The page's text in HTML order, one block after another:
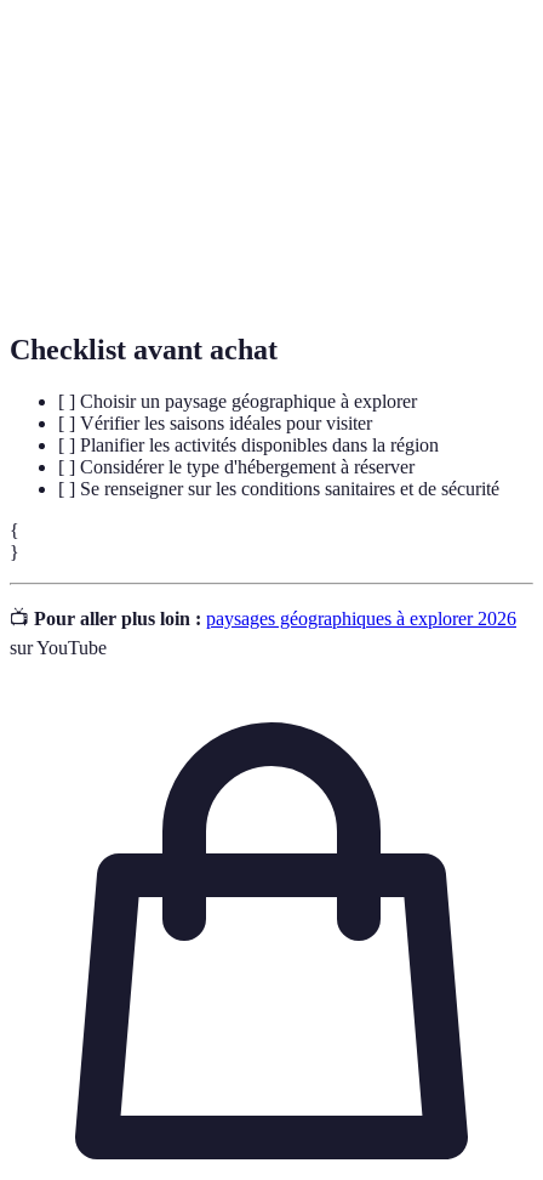
Checklist avant achat
[ ] Choisir un paysage géographique à explorer
[ ] Vérifier les saisons idéales pour visiter
[ ] Planifier les activités disponibles dans la région
[ ] Considérer le type d'hébergement à réserver
[ ] Se renseigner sur les conditions sanitaires et de sécurité
{
}
📺 Pour aller plus loin : paysages géographiques à explorer 2026
sur YouTube